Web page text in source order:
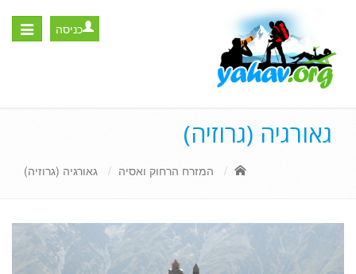
Toggle
כניסה
גאורגיה (גרוזיה)
המזרח הרחוק ואסיה גאורגיה (גרוזיה)